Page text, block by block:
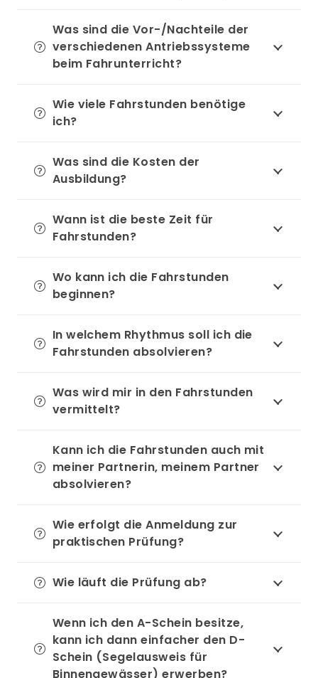
Was sind die Vor-/Nachteile der
verschiedenen Antriebssysteme
beim Fahrunterricht?
Wie viele Fahrstunden benötige
ich?
Was sind die Kosten der
Ausbildung?
Wann ist die beste Zeit für
Fahrstunden?
Wo kann ich die Fahrstunden
beginnen?
In welchem Rhythmus soll ich die
Fahrstunden absolvieren?
Was wird mir in den Fahrstunden
vermittelt?
Kann ich die Fahrstunden auch mit
meiner Partnerin, meinem Partner
absolvieren?
Wie erfolgt die Anmeldung zur
praktischen Prüfung?
Wie läuft die Prüfung ab?
Wenn ich den A-Schein besitze,
kann ich dann einfacher den D-
Schein (Segelausweis für
Binnengewässer) erwerben?